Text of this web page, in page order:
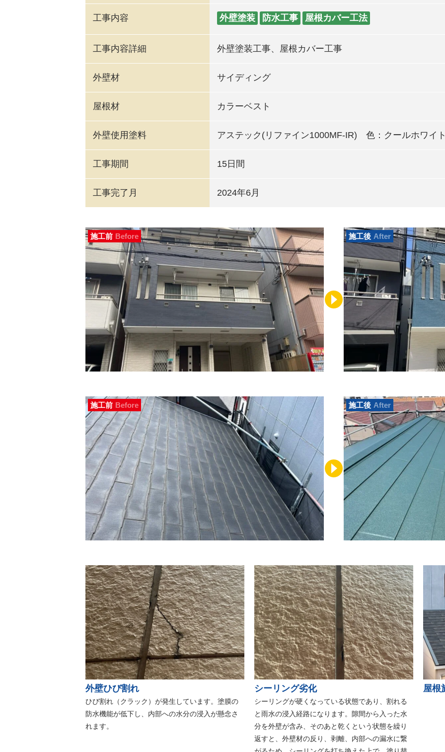
工事内容 外壁塗装 防水工事 屋根カバー工法
工事内容詳細 外壁塗装工事、屋根カバー工事
外壁材 サイディング
屋根材 カラーベスト
外壁使用塗料 アステック(リファイン1000MF-IR) 色：クールホワイ
工事期間 15日間
工事完了月 2024年6月
施工前 Before 施工後 After
施工前 Before 施工後 After
外壁ひび割れ
ひび割れ（クラック）が発生しています。塗膜の
防水機能が低下し、内部への水分の浸入が懸念さ
れます。
シーリング劣化
シーリングが硬くなっている状態であり、割れる
と雨水の浸入経路になります。隙間から入った水
分を外壁が含み、そのあと乾くという状態を繰り
返すと、外壁材の反り、剥離、内部への漏水に繋
屋根